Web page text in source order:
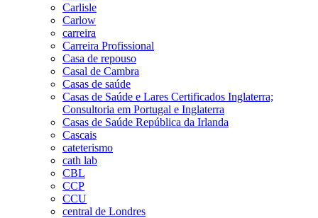
Carlisle
Carlow
carreira
Carreira Profissional
Casa de repouso
Casal de Cambra
Casas de saúde
Casas de Saúde e Lares Certificados Inglaterra;
Consultoria em Portugal e Inglaterra
Casas de Saúde República da Irlanda
Cascais
cateterismo
cath lab
CBL
CCP
CCU
central de Londres